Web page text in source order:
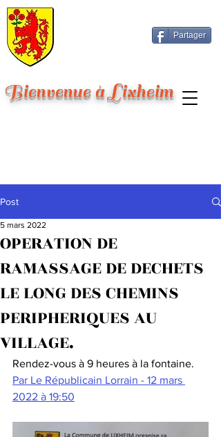
Partager
Bienvenue à Lixheim
Post
OPERATION DE
RAMASSAGE DE DECHETS
LE LONG DES CHEMINS
PERIPHERIQUES AU
VILLAGE.
5 mars 2022
Rendez-vous à 9 heures à la fontaine.
Par Le Républicain Lorrain - 12 mars
2022 à 19:50